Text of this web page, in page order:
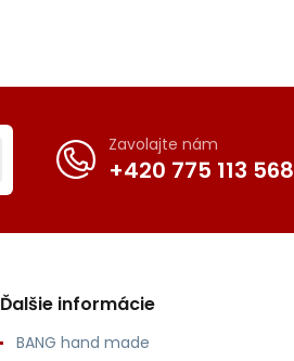
Zavolajte nám
+420 775 113 568
Ďalšie informácie
BANG hand made